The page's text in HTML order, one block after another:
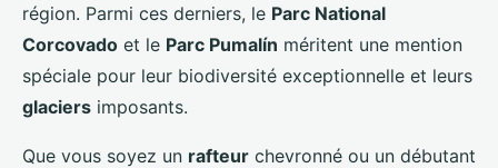
région. Parmi ces derniers, le Parc National
Corcovado et le Parc Pumalín méritent une mention
spéciale pour leur biodiversité exceptionnelle et leurs
glaciers imposants.
Que vous soyez un rafteur chevronné ou un débutant